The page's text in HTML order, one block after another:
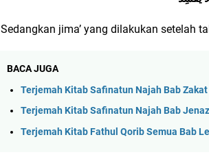
Sedangkan jima’ yang dilakukan setelah
BACA JUGA
Terjemah Kitab Safinatun Najah Bab
Terjemah Kitab Safinatun Najah Bab
Terjemah Kitab Fathul Qorib Semua Bab